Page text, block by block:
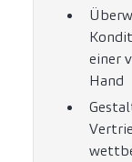
einer
Hand